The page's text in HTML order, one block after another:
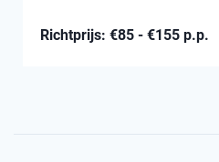
Richtprijs: €85 - €155 p.p.